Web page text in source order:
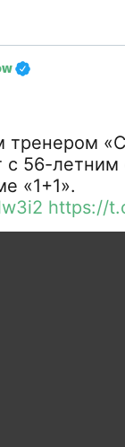
с 56-
https://